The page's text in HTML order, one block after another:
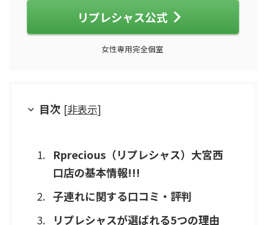
リプレシャス公式
女性専用完全個室
目次 [非表示]
Rprecious（リプレシャス）大宮西
口店の基本情報!!!
子連れに関する口コミ・評判
リプレシャスが選ばれる5つの理由